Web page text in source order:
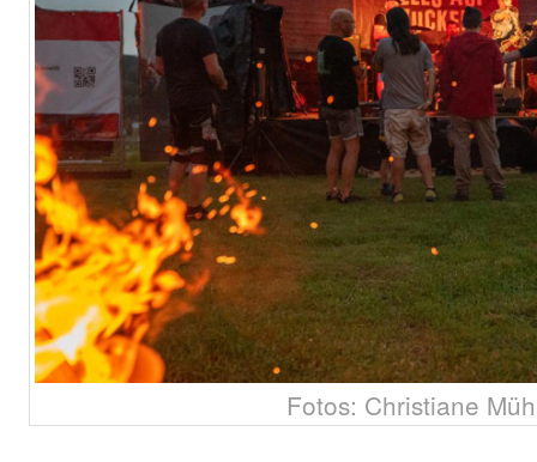
Fotos: Christiane